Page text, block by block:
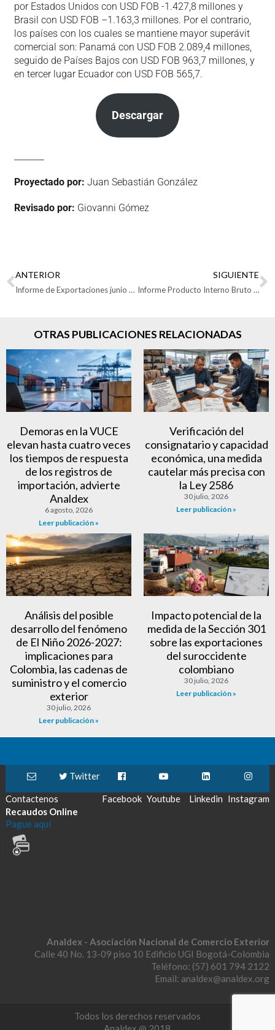
por Estados Unidos con USD FOB -1.427,8 millones y
Brasil con USD FOB –1.163,3 millones. Por el contrario,
los países con los cuales se mantiene mayor superávit
comercial son: Panamá con USD FOB 2.089,4 millones,
seguido de Países Bajos con USD FOB 963,7 millones, y
en tercer lugar Ecuador con USD FOB 565,7.
Descargar
Proyectado por: Juan Sebastián González
Revisado por: Giovanni Gómez
ANTERIOR
Informe de Exportaciones junio 2023
SIGUIENTE
Informe Producto Interno Bruto II Trimestre de 2023
OTRAS PUBLICACIONES RELACIONADAS
Demoras en la VUCE
elevan hasta cuatro veces
los tiempos de respuesta
de los registros de
importación, advierte
Analdex
6 agosto, 2026
Leer publicación »
Verificación del
consignatario y capacidad
económica, una medida
cautelar más precisa con
la Ley 2586
30 julio, 2026
Leer publicación »
Análisis del posible
desarrollo del fenómeno
de El Niño 2026-2027:
implicaciones para
Colombia, las cadenas de
suministro y el comercio
exterior
30 julio, 2026
Leer publicación »
Impacto potencial de la
medida de la Sección 301
sobre las exportaciones
del suroccidente
colombiano
30 julio, 2026
Leer publicación »
Contactenos
Twitter
Facebook Youtube Linkedin Instagram
Recaudos Online
Pague aquí
Analdex - Asociación Nacional de Comercio Exterior
Calle 40 No. 13-09 piso 10 Edificio UGI Bogotá-Colombia
Teléfono: (57) 601 794 2122
Email: analdex@analdex.org
Todos los derechos reservados